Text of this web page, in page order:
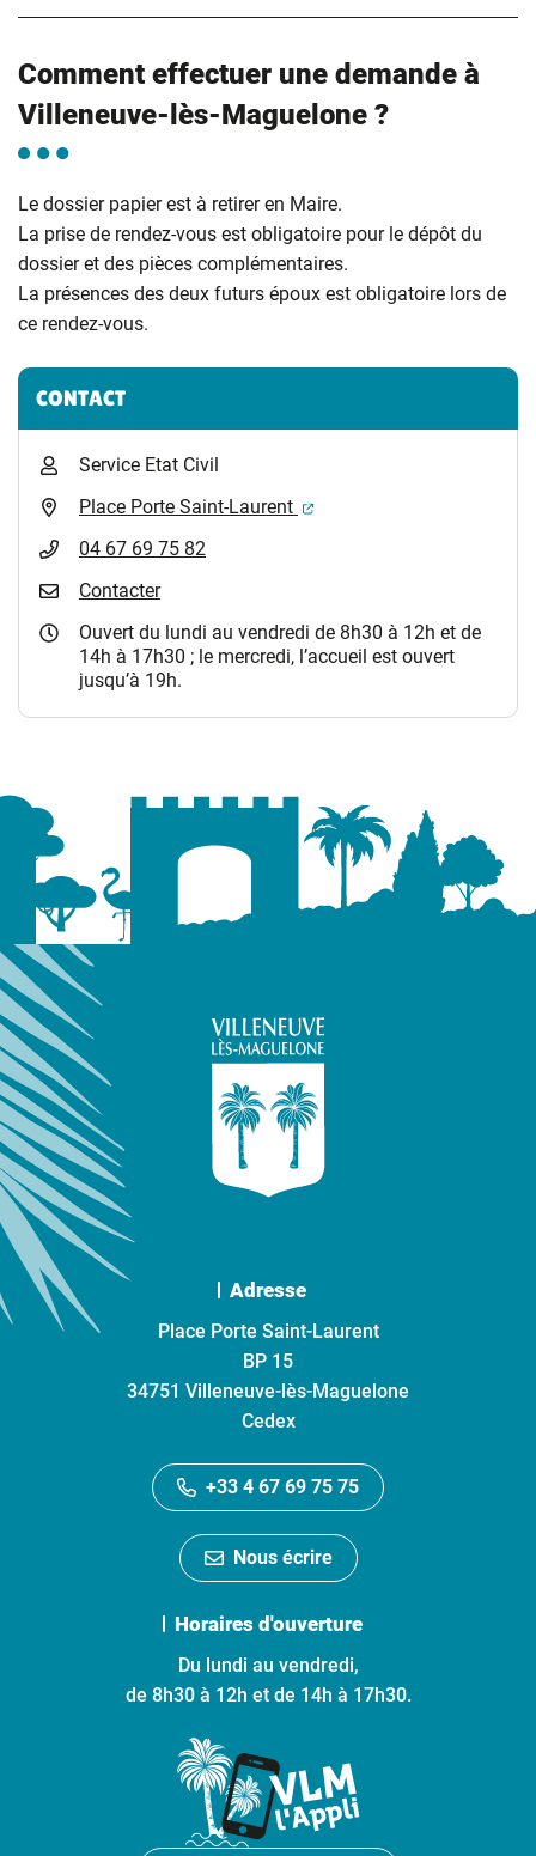
Comment effectuer une demande à
Villeneuve-lès-Maguelone ?
Le dossier papier est à retirer en Maire.
La prise de rendez-vous est obligatoire pour le dépôt du
dossier et des pièces complémentaires.
La présences des deux futurs époux est obligatoire lors de
ce rendez-vous.
Informations complémentaires
CONTACT
Service Etat Civil
Place Porte Saint-Laurent
(ouverture dans un
04 67 69 75 82
Contacter
Ouvert du lundi au vendredi de 8h30 à 12h et de
14h à 17h30 ; le mercredi, l’accueil est ouvert
jusqu’à 19h.
Adresse
Place Porte Saint-Laurent
BP 15
34751 Villeneuve-lès-Maguelone
Cedex
+33 4 67 69 75 75
Nous écrire
Horaires d'ouverture
Du lundi au vendredi,
de 8h30 à 12h et de 14h à 17h30.